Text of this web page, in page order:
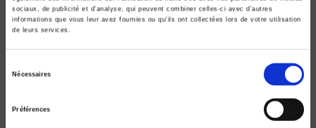
sociaux, de publicité et d'analyse, qui peuvent combiner celles-ci avec d'autres
informations que vous leur avez fournies ou qu'ils ont collectées lors de votre utilisation
de leurs services.
Nécessaires
Préférences
Critique internationale 95, avril-juin 2022
Blanchité et migrations vers les outre-mer